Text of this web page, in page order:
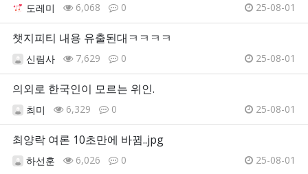
도레미 6,068 0 25-08-01
챗지피티 내용 유출된대ㅋㅋㅋㅋ
신림사 7,629 0 25-08-01
의외로 한국인이 모르는 위인.
최미 6,329 0 25-08-01
최양락 여론 10초만에 바뀜..jpg
하선훈 6,026 0 25-08-01